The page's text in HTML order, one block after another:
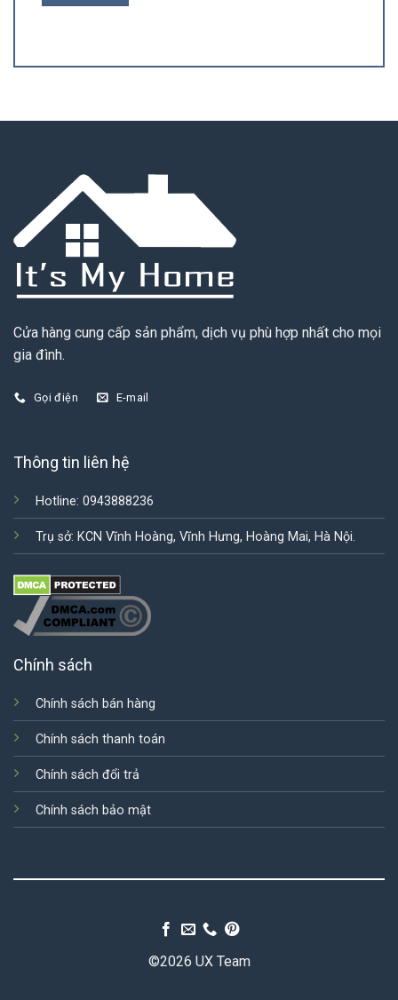
Cửa hàng cung cấp sản phẩm, dịch vụ phù hợp nhất cho mọi
gia đình.
Gọi điện E-mail
Thông tin liên hệ
Hotline: 0943888236
Trụ sở: KCN Vĩnh Hoàng, Vĩnh Hưng, Hoàng Mai, Hà Nội.
Chính sách
Chính sách bán hàng
Chính sách thanh toán
Chính sách đổi trả
Chính sách bảo mật
©2026 UX Team